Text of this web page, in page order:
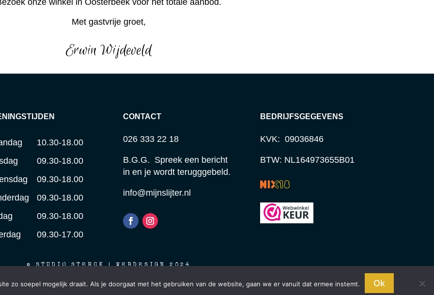
Met gastvrije groet,
Erwin Wijdeveld
10.30-18.00
09.30-18.00
09.30-18.00
09.30-18.00
09.30-18.00
09.30-17.00
CONTACT
026 333 22 18
B.G.G. Spreek een bericht
in en je wordt terugggebeld.
info@mijnslijter.nl
BEDRIJFSGEGEVENS
KVK: 09036846
BTW: NL164973655B01
© STUDIO STERCK | WEBDESIGN 2024
zo soepel mogelijk draait. Als je doorgaat met het gebruiken van de website, gaan we er vanuit dat ermee instemt. Ok